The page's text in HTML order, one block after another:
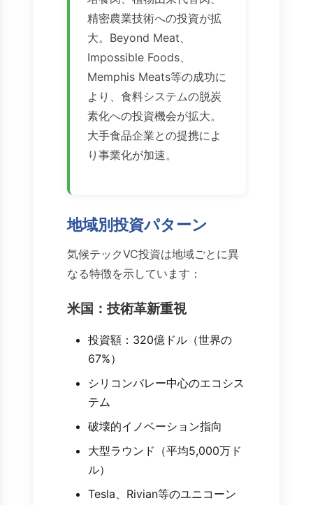
精密農業技術への投資が拡
大。Beyond Meat、
Impossible Foods、
Memphis Meats等の成功に
より、食料システムの脱炭
素化への投資機会が拡大。
大手食品企業との提携によ
り事業化が加速。
地域別投資パターン
気候テックVC投資は地域ごとに異
なる特徴を示しています：
米国：技術革新重視
投資額：320億ドル（世界の
67%）
シリコンバレー中心のエコシス
テム
破壊的イノベーション指向
大型ラウンド（平均5,000万ド
ル）
Tesla、Rivian等のユニコーン